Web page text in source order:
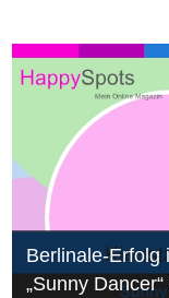
Berlinale-Erfolg
„Sunny